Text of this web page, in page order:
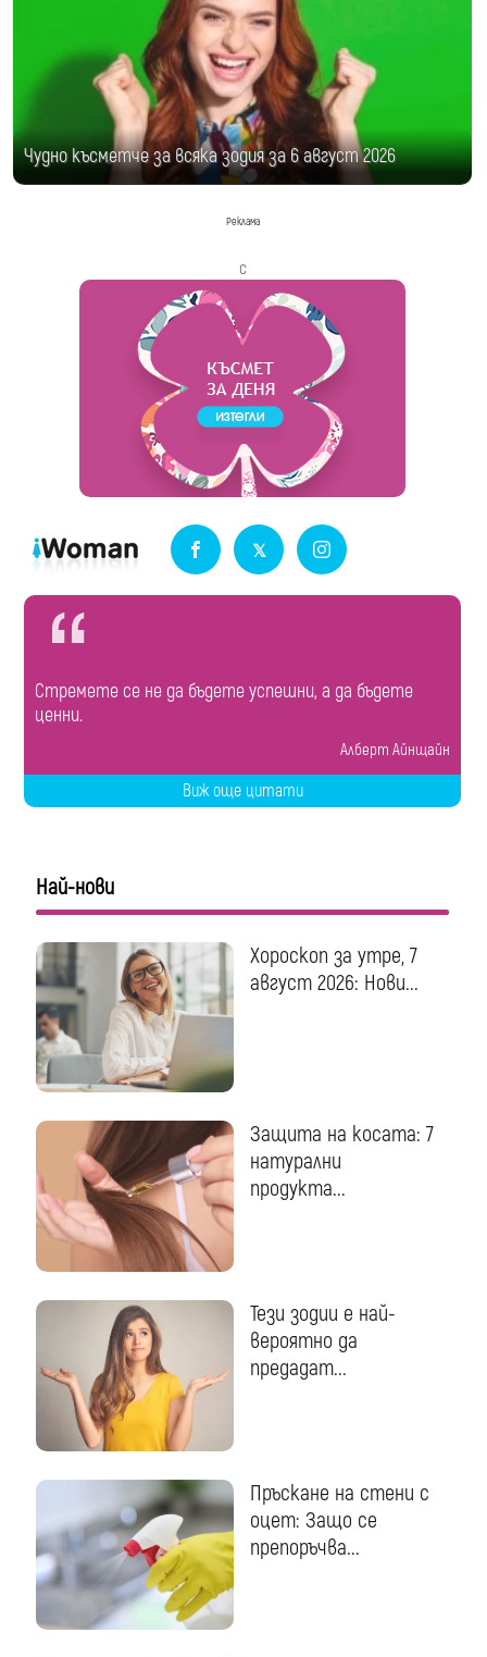
Чудно късметче за всяка зодия за 6 август 2026
Реклама
с
Стремете се не да бъдете успешни, а да бъдете
ценни.
Алберт Айнщайн
Виж още цитати
Най-нови
Хороскоп за утре, 7
август 2026: Нови...
Защита на косата: 7
натурални
продукта...
Тези зодии е най-
вероятно да
предадат...
Пръскане на стени с
оцет: Защо се
препоръчва...